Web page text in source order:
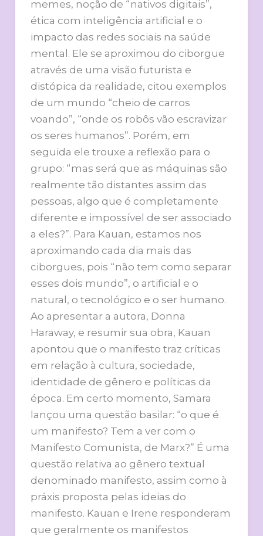
memes, noção de “nativos digitais”,
ética com inteligência artificial e o
impacto das redes sociais na saúde
mental. Ele se aproximou do ciborgue
através de uma visão futurista e
distópica da realidade, citou exemplos
de um mundo “cheio de carros
voando”, “onde os robôs vão escravizar
os seres humanos”. Porém, em
seguida ele trouxe a reflexão para o
grupo: “mas será que as máquinas são
realmente tão distantes assim das
pessoas, algo que é completamente
diferente e impossível de ser associado
a eles?”. Para Kauan, estamos nos
aproximando cada dia mais das
ciborgues, pois “não tem como separar
esses dois mundo”, o artificial e o
natural, o tecnológico e o ser humano.
Ao apresentar a autora, Donna
Haraway, e resumir sua obra, Kauan
apontou que o manifesto traz críticas
em relação à cultura, sociedade,
identidade de gênero e políticas da
época. Em certo momento, Samara
lançou uma questão basilar: “o que é
um manifesto? Tem a ver com o
Manifesto Comunista, de Marx?” É uma
questão relativa ao gênero textual
denominado manifesto, assim como à
práxis proposta pelas ideias do
manifesto. Kauan e Irene responderam
que geralmente os manifestos